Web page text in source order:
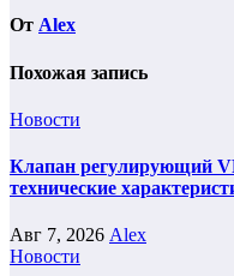
От Alex
Похожая запись
Новости
Клапан регулирующий
технические
Авг 7, 2026 Alex
Новости